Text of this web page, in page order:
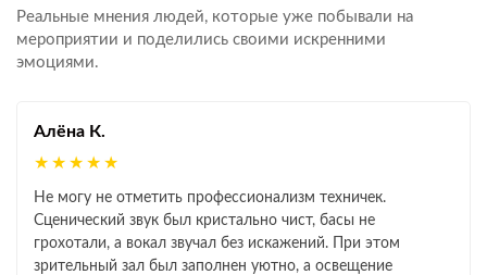
Реальные мнения людей, которые уже побывали на
мероприятии и поделились своими искренними
эмоциями.
Алёна К.
★★★★★
Не могу не отметить профессионализм техничек.
Сценический звук был кристально чист, басы не
грохотали, а вокал звучал без искажений. При этом
зрительный зал был заполнен уютно, а освещение